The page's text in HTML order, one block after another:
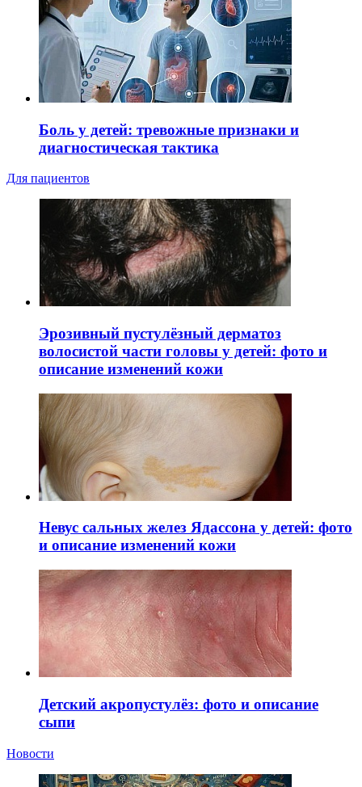
Боль у детей: тревожные признаки и
диагностическая тактика
Для пациентов
Эрозивный пустулёзный дерматоз
волосистой части головы у детей: фото и
описание изменений кожи
Невус сальных желез Ядассона у детей: фото
и описание изменений кожи
Детский акропустулёз: фото и описание
сыпи
Новости